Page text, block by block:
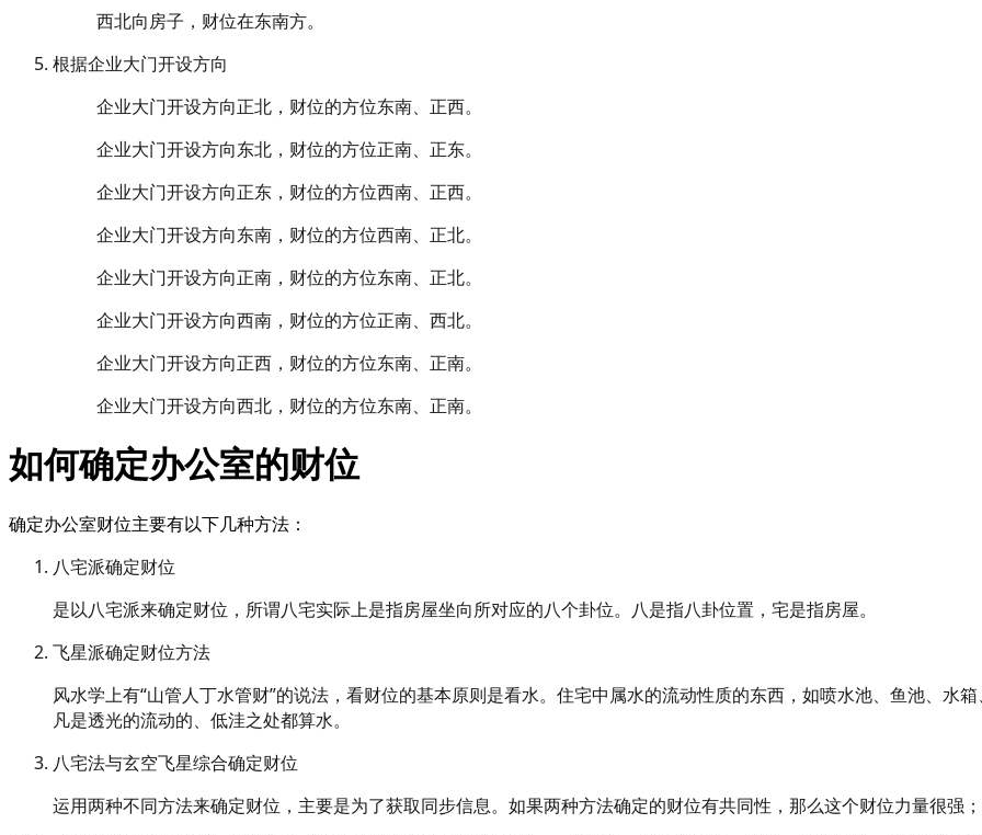
西北向房子，财位在东南方。
根据企业大门开设方向
企业大门开设方向正北，财位的方位东南、正西。
企业大门开设方向东北，财位的方位正南、正东。
企业大门开设方向正东，财位的方位西南、正西。
企业大门开设方向东南，财位的方位西南、正北。
企业大门开设方向正南，财位的方位东南、正北。
企业大门开设方向西南，财位的方位正南、西北。
企业大门开设方向正西，财位的方位东南、正南。
企业大门开设方向西北，财位的方位东南、正南。
如何确定办公室的财位
确定办公室财位主要有以下几种方法：
八宅派确定财位
是以八宅派来确定财位，所谓八宅实际上是指房屋坐向所对应的八个卦位。八是指八卦位置，宅是指房屋。
飞星派确定财位方法
风水学上有“山管人丁水管财”的说法，看财位的基本原则是看水。住宅中属水的流动性质的东西，如喷水池、鱼池、水
凡是透光的流动的、低洼之处都算水。
八宅法与玄空飞星综合确定财位
运用两种不同方法来确定财位，主要是为了获取同步信息。如果两种方法确定的财位有共同性，那么这个财位力量很强